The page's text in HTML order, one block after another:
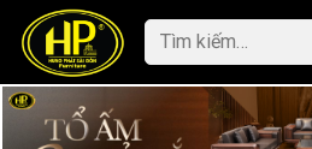
content
Tìm
kiếm: